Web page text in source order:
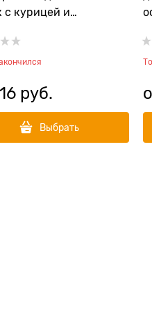
с курицей и
Adult Indoor
руб.
Выбрать